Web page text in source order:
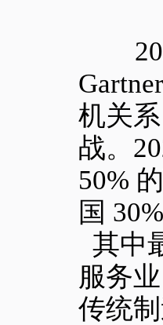
机关
战。
50%
国
其中
服务
传统